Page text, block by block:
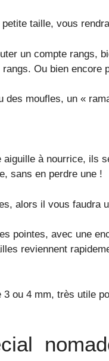
taille, vous
un compte rangs,
Ou bien encore
des moufles, un «
aiguille à nourrice, ils
sans en perdre une !
alors il vous faudra
pointes, avec une
reviennent
ou 4 mm, très utile